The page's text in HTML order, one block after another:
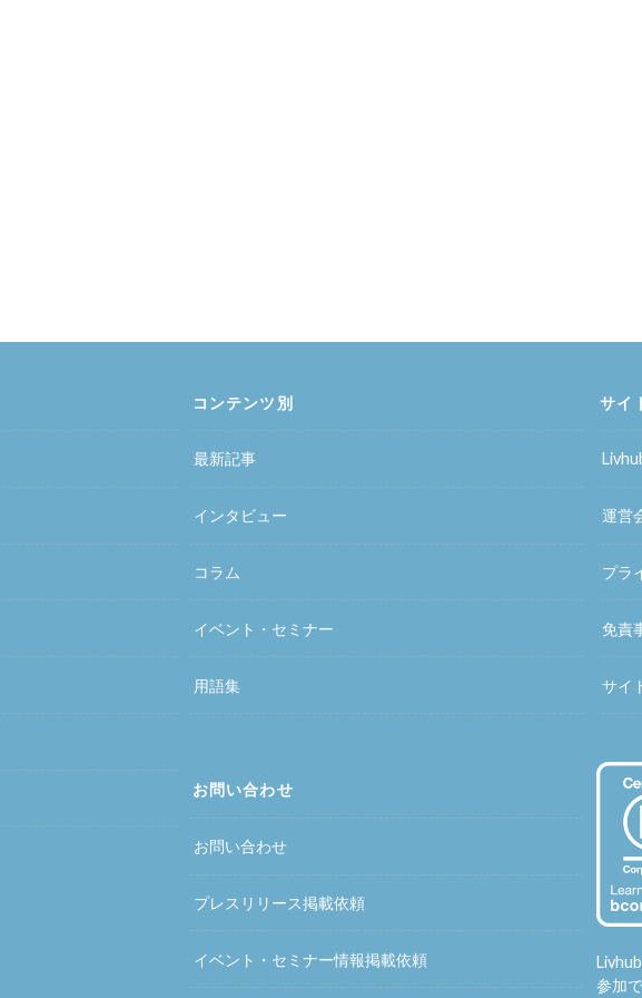
コンテンツ別
最新記事
インタビュー
コラム
イベント・セミナー
用語集
お問い合わせ
お問い合わせ
プレスリリース掲載依頼
イベント・セミナー情報掲載依頼
サイ
運営
プラ
免責
サイ
参加